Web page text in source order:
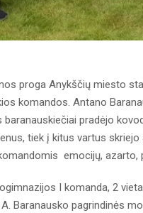
proga Anykščių miesto
komandos. Antano
pradėjo
tiek į kitus vartus
emocijų, azarto,
I komanda, 2
Baranausko pagrindinės